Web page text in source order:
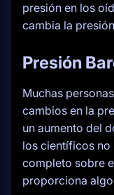
presión en los
cambia la
Presión
Muchas
cambios en la
un aumento del
los científicos no
completo sobre
proporciona